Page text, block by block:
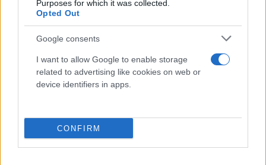
Purposes for which it was collected.
Opted Out
Google consents
I want to allow Google to enable storage
related to advertising like cookies on web or
device identifiers in apps.
CONFIRM
Έχω πρόβλημα με την στρατηγική «όπου υπάρχει
κενό, σπρώχνουμε έναν τυχάρπαστο μην τυχόν και
το καλύψει κάποιος αριστερός», θριαμβευτικό
αποκορύφωμα της οποίας ήταν η εκλογή
Κασσελάκη. Μια τακτική που υπηρετήθηκε με
συνέπεια από το 2014 και η οποία το 2019
θρίαμβο του 2023. Όπου χάσαμε το 50% της
εκλογικής μας δύναμης χωρίς να υπάρχει κανένας
προφανής λόγος.